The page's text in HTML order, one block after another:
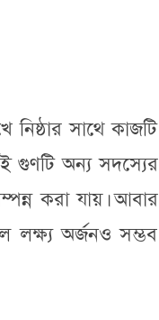
সাথে কাজটি
গুণটি অন্য সদস্যের
করা যায়। আবার
লক্ষ্য অর্জনও সম্ভব